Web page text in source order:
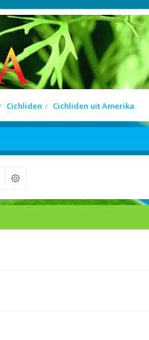
Cichliden Cichliden uit Amerika
Zoek